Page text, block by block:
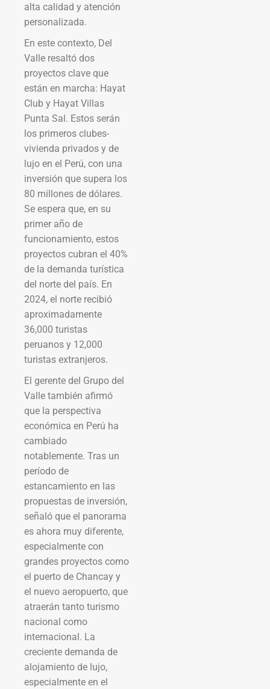
alta calidad y atención
personalizada.
En este contexto, Del
Valle resaltó dos
proyectos clave que
están en marcha: Hayat
Club y Hayat Villas
Punta Sal. Estos serán
los primeros clubes-
vivienda privados y de
lujo en el Perú, con una
inversión que supera los
80 millones de dólares.
Se espera que, en su
primer año de
funcionamiento, estos
proyectos cubran el 40%
de la demanda turística
del norte del país. En
2024, el norte recibió
aproximadamente
36,000 turistas
peruanos y 12,000
turistas extranjeros.
El gerente del Grupo del
Valle también afirmó
que la perspectiva
económica en Perú ha
cambiado
notablemente. Tras un
período de
estancamiento en las
propuestas de inversión,
señaló que el panorama
es ahora muy diferente,
especialmente con
grandes proyectos como
el puerto de Chancay y
el nuevo aeropuerto, que
atraerán tanto turismo
nacional como
internacional. La
creciente demanda de
alojamiento de lujo,
especialmente en el